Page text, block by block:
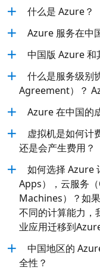
什么是 Azure？
Azure 服务在中
中国版 Azure 和
什么是服务级别
Agreement）？
Azure 在中国的
虚拟机是如何计
还是会产生费用？
如何选择 Azure
Apps），云服务
Machines）？如
不同的计算能力，
业应用迁移到
中国地区的
全性？